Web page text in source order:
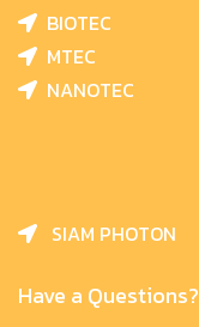
BIOTEC
MTEC
NANOTEC
SIAM PHOTON
Have a Questions?